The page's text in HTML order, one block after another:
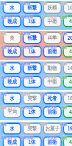
属性
水
武器種
斬撃
出身
妖精
年齢
成長タイプ
晩成
同時攻撃
1体
リーチ区分
中衛
連携
属性
炎
武器種
斬撃
出身
科学
年齢
成長タイプ
晩成
同時攻撃
1体
リーチ区分
前衛
連携
属性
水
武器種
斬撃
出身
動物
年齢
成長タイプ
晩成
同時攻撃
1体
リーチ区分
中衛
連携
属性
水
武器種
突撃
出身
死者
年齢
成長タイプ
平均
同時攻撃
1体
リーチ区分
前衛
連携
属性
水
武器種
突撃
出身
お菓子
年齢
成長タイプ
晩成
同時攻撃
1体
リーチ区分
前衛
連携